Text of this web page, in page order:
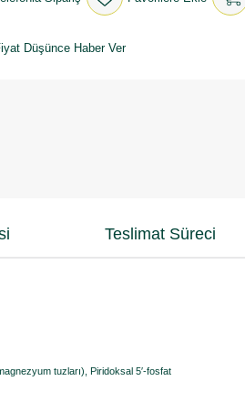
Düşünce Haber Ver
Teslimat Süreci
tuzları), Piridoksal 5′-fosfat